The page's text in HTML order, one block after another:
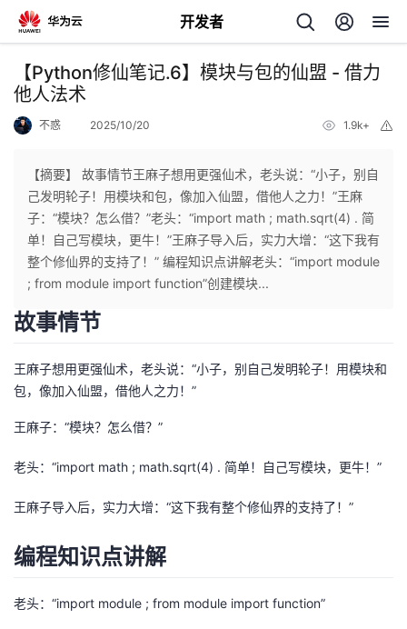
开发者
返
回
个
人
主
我
的
发
者
博
客
的
论
我
的
我
【Python修仙笔记.6】模块与包的仙盟 - 借力
他人法术
不惑 2025/10/20 1.9k+
【摘要】 故事情节王麻子想用更强仙术，老头说：“小子，别自
己发明轮子！用模块和包，像加入仙盟，借他人之力！”王麻
子：“模块？怎么借？”老头：“import math ; math.sqrt(4) . 简
单！自己写模块，更牛！”王麻子导入后，实力大增：“这下我有
整个修仙界的支持了！” 编程知识点讲解老头：“import module
; from module import function”创建模块...
故事情节
王麻子想用更强仙术，老头说：“小子，别自己发明轮子！用模块和
包，像加入仙盟，借他人之力！”
王麻子：“模块？怎么借？”
老头：“import math ; math.sqrt(4) . 简单！自己写模块，更牛！”
王麻子导入后，实力大增：“这下我有整个修仙界的支持了！”
编程知识点讲解
老头：“import module ; from module import function”